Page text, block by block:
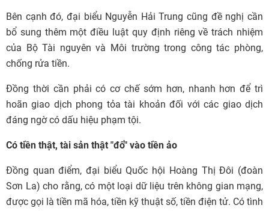
Bên cạnh đó, đại biểu Nguyễn Hải Trung cũng đề nghị cần
bổ sung thêm một điều luật quy định riêng về trách nhiệm
của Bộ Tài nguyên và Môi trường trong công tác phòng,
chống rửa tiền.
Đồng thời cần phải có cơ chế sớm hơn, nhanh hơn để trì
hoãn giao dịch phong tỏa tài khoản đối với các giao dịch
đáng ngờ có dấu hiệu phạm tội.
Có tiền thật, tài sản thật "đổ" vào tiền ảo
Đồng quan điểm, đại biểu Quốc hội Hoàng Thị Đôi (đoàn
Sơn La) cho rằng, có một loại dữ liệu trên không gian mạng,
được gọi là tiền mã hóa, tiền kỹ thuật số, tiền điện tử. Có tình